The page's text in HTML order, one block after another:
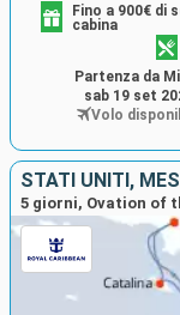
Fino a 900€ di
cabina
Partenza da
sab 19 set
Volo
STATI UNITI,
5 giorni, Ovation of